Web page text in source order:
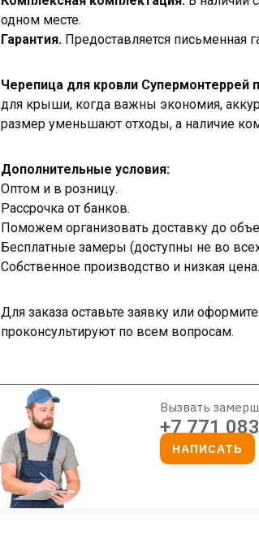
одном месте.
Гарантия. Предоставляется письменная
Черепица для кровли Супермонтеррей
для крыши, когда важны экономия,
размер уменьшают отходы, а наличие
Дополнительные условия:
Оптом и в розницу.
Рассрочка от банков.
Поможем организовать доставку до
Бесплатные замеры (доступны не во
Собственное производство и низкая цена.
Для заказа оставьте заявку или
проконсультируют по всем вопросам.
Вызвать
+7 771
НАПИСАТЬ